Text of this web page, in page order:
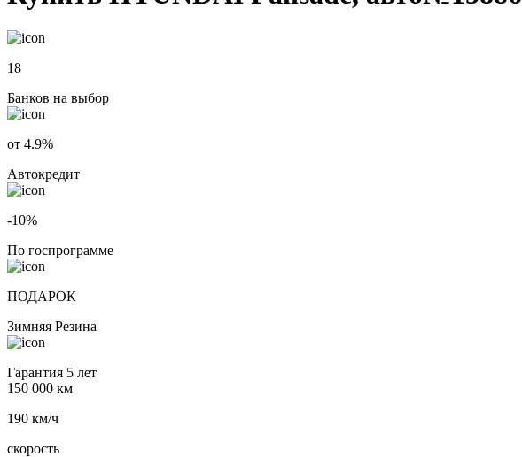
18
Банков на выбор
от 4.9%
Автокредит
-10%
По госпрограмме
ПОДАРОК
Зимняя Резина
Гарантия 5 лет
150 000 км
190 км/ч
скорость